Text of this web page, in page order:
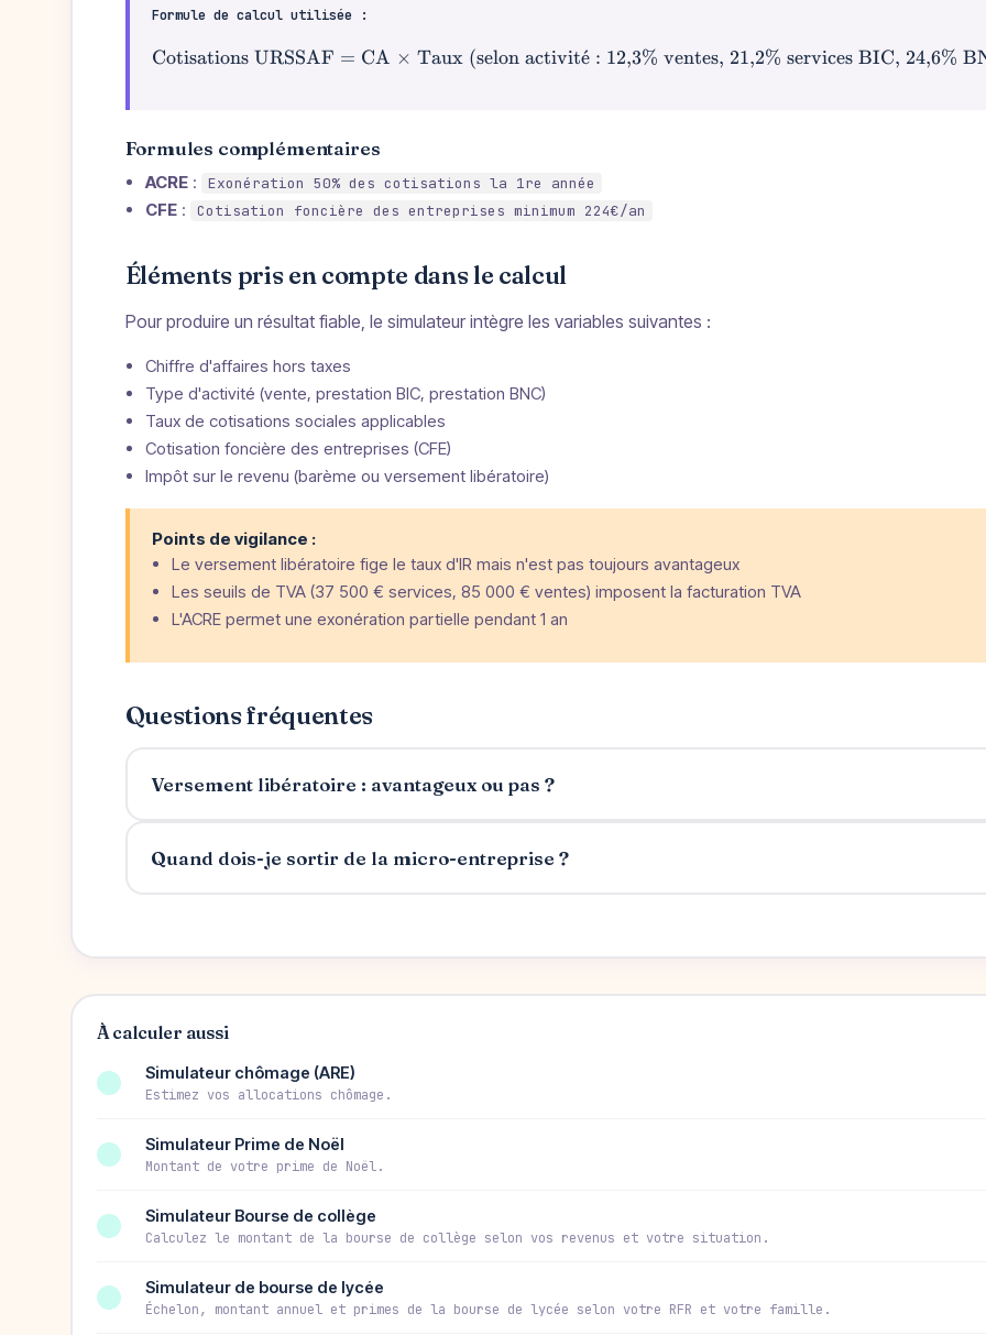
Formule de calcul utilisée :
\text{Cotisations URSSAF = CA × Taux
Cotisations URSSAF = CA × Taux (selon activite
ˊ: 12,3% ventes, 21,2% services BIC, 24,6%
Formules complémentaires
ACRE: Exonération 50% des cotisations la 1re année
CFE: Cotisation foncière des entreprises minimum 224€/an
Éléments pris en compte dans le calcul
Pour produire un résultat fiable, le simulateur intègre les variables suivantes :
Chiffre d'affaires hors taxes
Type d'activité (vente, prestation BIC, prestation BNC)
Taux de cotisations sociales applicables
Cotisation foncière des entreprises (CFE)
Impôt sur le revenu (barème ou versement libératoire)
Points de vigilance :
Le versement libératoire fige le taux d'IR mais n'est pas toujours avantageux
Les seuils de TVA (37 500 € services, 85 000 € ventes) imposent la facturation TVA
L'ACRE permet une exonération partielle pendant 1 an
Questions fréquentes
Versement libératoire : avantageux ou pas ?
Quand dois-je sortir de la micro-entreprise ?
À calculer aussi
Simulateur chômage (ARE)
Estimez vos allocations chômage.
Simulateur Prime de Noël
Montant de votre prime de Noël.
Simulateur Bourse de collège
Calculez le montant de la bourse de collège selon vos revenus et votre situation.
Simulateur de bourse de lycée
Échelon, montant annuel et primes de la bourse de lycée selon votre RFR et votre famille.